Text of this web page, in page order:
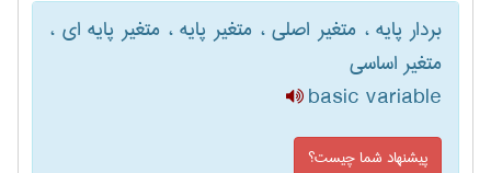
بردار پایه ، متغیر اصلی ، متغیر پایه ، متغیر پایه ای ،
متغیر اساسی
basic variable
پیشنهاد شما چیست؟